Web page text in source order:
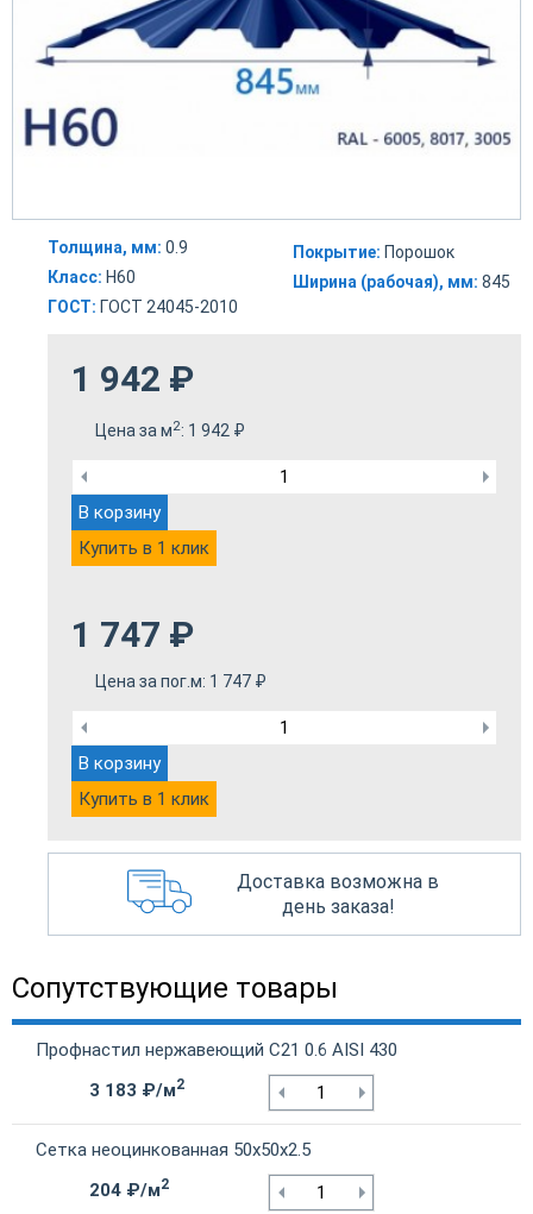
Толщина, мм: 0.9
Класс: Н60
ГОСТ: ГОСТ 24045-2010
Покрытие: Порошок
Ширина (рабочая), мм: 845
1 942 ₽
Цена за м2: 1 942 ₽
В корзину
Купить в 1 клик
1 747 ₽
Цена за пог.м: 1 747 ₽
В корзину
Купить в 1 клик
Доставка возможна в
день заказа!
Сопутствующие товары
Профнастил нержавеющий С21 0.6 AISI 430
3 183 ₽/м2
Сетка неоцинкованная 50х50х2.5
204 ₽/м2